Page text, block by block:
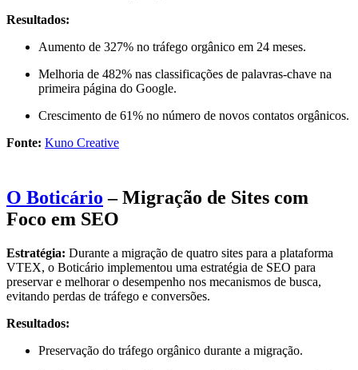
Resultados:
Aumento de 327% no tráfego orgânico em 24 meses.
Melhoria de 482% nas classificações de palavras-chave na
primeira página do Google.
Crescimento de 61% no número de novos contatos orgânicos.
Fonte: Kuno Creative
O Boticário – Migração de Sites com
Foco em SEO
Estratégia: Durante a migração de quatro sites para a plataforma
VTEX, o Boticário implementou uma estratégia de SEO para
preservar e melhorar o desempenho nos mecanismos de busca,
evitando perdas de tráfego e conversões.
Resultados:
Preservação do tráfego orgânico durante a migração.